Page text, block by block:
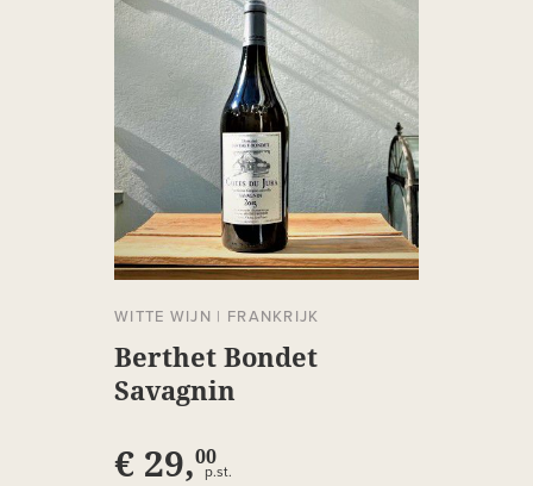
WITTE WIJN | FRANKRIJK
Berthet Bondet
Savagnin
€ 29,00
p.st.